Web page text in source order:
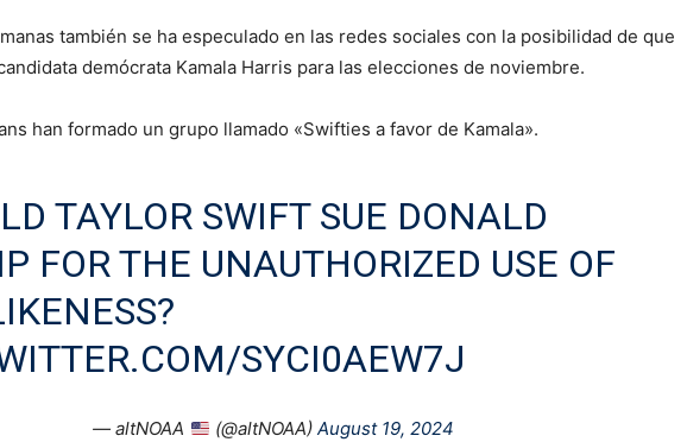
también se ha especulado en las redes sociales con la posibilidad de que
demócrata Kamala Harris para las elecciones de noviembre.
han formado un grupo llamado «Swifties a favor de Kamala».
TAYLOR SWIFT SUE DONALD
FOR THE UNAUTHORIZED USE OF
SYCI0AEW7J
— altNOAA (@altNOAA) August 19, 2024